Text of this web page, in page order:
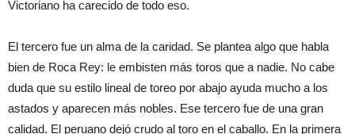
Victoriano ha carecido de todo eso.
El tercero fue un alma de la caridad. Se plantea algo que habla
bien de Roca Rey: le embisten más toros que a nadie. No cabe
duda que su estilo lineal de toreo por abajo ayuda mucho a los
astados y aparecen más nobles. Ese tercero fue de una gran
calidad. El peruano dejó crudo al toro en el caballo. En la primera